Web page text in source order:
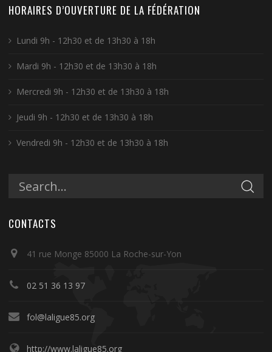
HORAIRES D’OUVERTURE DE LA FÉDÉRATION
Lundi 9h - 12h30 et de 13h30 à 18h
Mardi 9h - 12h30 et de 13h30 à 18h
Mercredi 9h - 12h30 et de 13h30 à 18h
Jeudi 9h - 12h30 et de 13h30 à 18h
Vendredi 9h - 12h30 et de 13h30 à 18h
CONTACTS
41 rue Monge 85000 La Roche-sur-Yon
02 51 36 13 97
fol@laligue85.org
http://www.laligue85.org